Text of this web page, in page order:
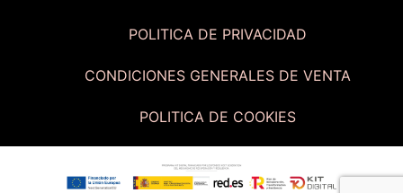
POLITICA DE PRIVACIDAD
CONDICIONES GENERALES DE VENTA
POLITICA DE COOKIES